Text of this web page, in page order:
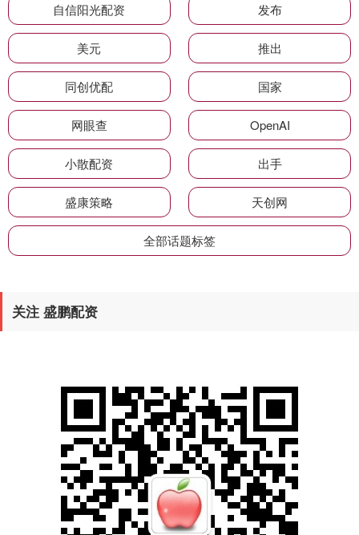
自信阳光配资 发布
美元 推出
同创优配 国家
网眼查 OpenAI
小散配资 出手
盛康策略 天创网
全部话题标签
关注 盛鹏配资